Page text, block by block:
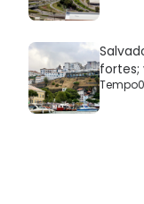
fortes;
Tempo